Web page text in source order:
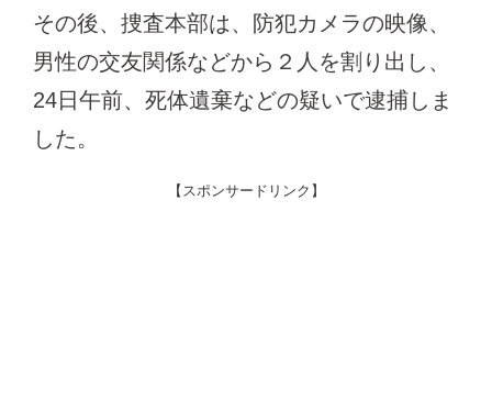
その後、捜査本部は、防犯カメラの映像、
男性の交友関係などから２人を割り出し、
24日午前、死体遺棄などの疑いで逮捕しま
した。
【スポンサードリンク】